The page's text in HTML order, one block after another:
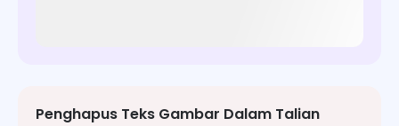
Penghapus Teks Gambar Dalam Talian